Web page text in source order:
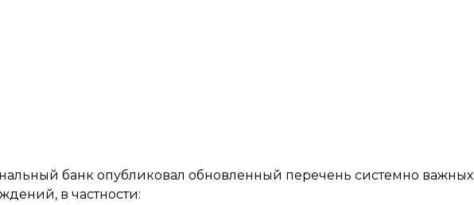
банк опубликовал обновленный перечень системно важных
, в частности: